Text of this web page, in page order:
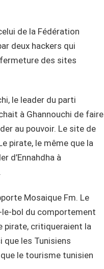
de la Fédération
deux hackers qui
des sites
le leader du parti
à Ghannouchi de faire
au pouvoir. Le site de
pirate, le même que la
d’Ennahdha à
Mosaique Fm. Le
le-bol du comportement
pirate, critiqueraient la
que les Tunisiens
le tourisme tunisien